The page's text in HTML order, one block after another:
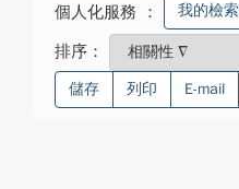
個人化服務 ： 我的檢
排序：
儲存 列印 E-mail